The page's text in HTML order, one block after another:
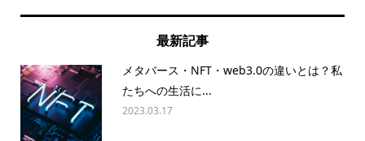
最新記事
メタバース・NFT・web3.0の違いとは？私
たちへの生活に...
2023.03.17